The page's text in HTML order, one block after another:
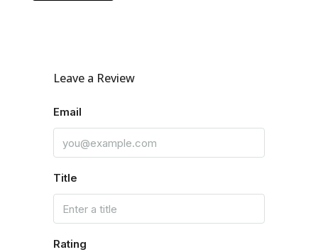
Leave a Review
Email
Title
Rating